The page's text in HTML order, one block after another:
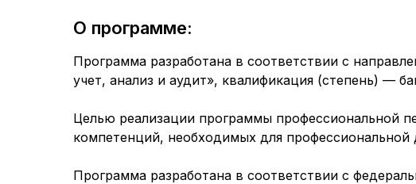
О программе:
Программа разработана в соответствии с
учет, анализ и аудит», квалификация (степень) —
Целью реализации программы профессиональной
компетенций, необходимых для профессиональной
Программа разработана в соответствии с